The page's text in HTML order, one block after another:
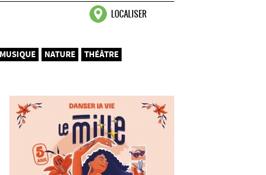
LOCALISER
MUSIQUE NATURE THÉÂTRE